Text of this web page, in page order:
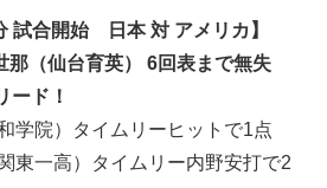
試合開始 日本 対 アメリカ】
那（仙台育英） 6回表まで無失
ード！
学院）タイムリーヒットで1点
東一高）タイムリー内野安打で2